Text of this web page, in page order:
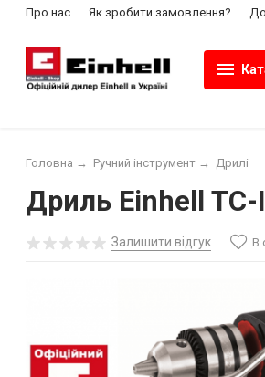
Про нас Як зробити замовлення?
Головна → Ручний інструмент → Дрилі
Дриль Einhell
Залишити відгук В